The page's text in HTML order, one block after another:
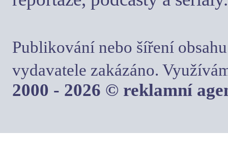
Publikování nebo šíření
vydavatele zakázáno.
2000 - 2026 © reklamní